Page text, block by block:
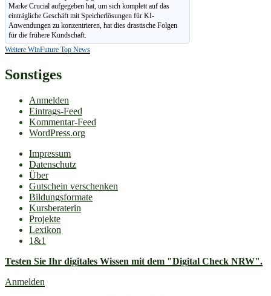
Marke Crucial aufgegeben hat, um sich komplett auf das
einträgliche Geschäft mit Speicherlösungen für KI-
Anwendungen zu konzen­trieren, hat dies drastische Folgen
für die frühere Kundschaft.
Weitere WinFuture Top News
Sonstiges
Anmelden
Eintrags-Feed
Kommentar-Feed
WordPress.org
Impressum
Datenschutz
Über
Gutschein verschenken
Bildungsformate
Kursberaterin
Projekte
Lexikon
1&1
Testen Sie Ihr digitales Wissen mit dem "Digital Check NRW".
Anmelden